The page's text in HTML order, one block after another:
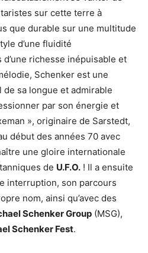
sur cette terre à
que durable sur une multitude
d’une fluidité
richesse inépuisable et
Schenker est une
sa longue et admirable
par son énergie et
», originaire de Sarstedt,
début des années 70 avec
une gloire internationale
de U.F.O. ! Il a ensuite
interruption, son parcours
nom, ainsi qu’avec des
Schenker Group (MSG),
Schenker Fest.